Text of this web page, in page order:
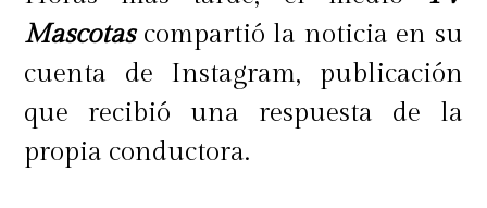
Mascotas compartió la noticia en su
cuenta de Instagram, publicación
que recibió una respuesta de la
propia conductora.